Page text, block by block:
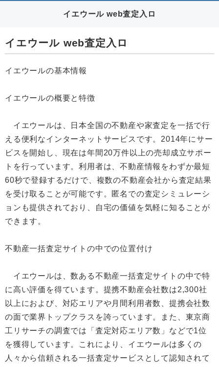
イエウール web査定入ロ
イエウール web査定入ロ
イエウールの基本情報
イエウールの概要と特徴
イエウールは、日本全国の不動産や家査定を一括で行
える便利なインターネットサービスです。2014年にサー
ビスを開始し、現在は年間20万件以上の売却成立サポー
トを行っています。利用者は、不動産情報をわずか最短
60秒で登録するだけで、複数の不動産会社から査定結果
を受け取ることが可能です。匿名での査定シミュレーシ
ョンも提供されており、自宅の価値を気軽に知ることが
できます。
不動産一括査定サイトの中での位置付け
イエウールは、数ある不動産一括査定サイトの中で特
に高い評価を得ています。提携不動産会社数は2,300社
以上におよび、対応エリアや月間利用者数、提携会社数
の面で業界トップクラスを誇っています。また、東京商
工リサーチの調査では「査定対応エリア数」などで1位
を獲得しています。これにより、イエウールは多くの
人々から信頼される一括査定サービスとして認知されて